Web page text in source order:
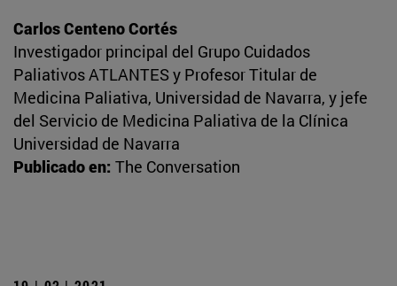
Carlos Centeno Cortés
Investigador principal del Grupo Cuidados
Paliativos ATLANTES y Profesor Titular de
Medicina Paliativa, Universidad de Navarra, y jefe
del Servicio de Medicina Paliativa de la Clínica
Universidad de Navarra
Publicado en: The Conversation